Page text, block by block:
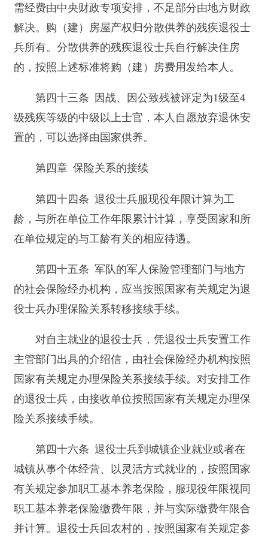
第四十八条 退役士兵就业应当随所在单位参
加失业保险，其服现役年限视同失业保险缴费年
限，并与实际缴费年限合并计算。参加失业保险的
退役士兵失业，并符合《失业保险条例》规定条件
业服务。
工作人员、参与退役士兵安置工作的单位及其工作
正，对相关责任人员依法给予处分；相关责任人员
构成犯罪的，依法追究刑事责任：
定、证明的；
利的。
第五十条 接收安置退役士兵的单位违反本条
例的规定，有下列情形之一的，由当地人民政府退
役士兵安置工作主管部门责令限期改正；逾期不改
的，对国家机关、社会团体、事业单位主要负责人
役士兵人数乘以当地上年度城镇职工平均工资10倍
的金额处以罚款，并对接收单位及其主要负责人予
以通报批评：
（一）拒绝或者无故拖延执行人民政府下达的
安排退役士兵工作任务的；